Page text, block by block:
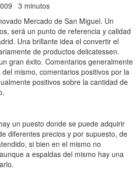
3 minutos
Mercado de San Miguel. Un
será un punto de referencia y calidad
Una brillante idea el convertir el
de productos delicatessen.
gran éxito. Comentarios generalmente
mismo, comentarios positivos por la
positivos sobre la cantidad de
un puesto donde se puede adquirir
diferentes precios y por supuesto, de
si bien en el mismo no
a espaldas del mismo hay una